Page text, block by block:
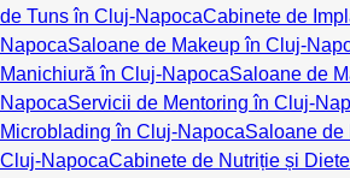
de Tuns în Cluj-NapocaCabinete de
NapocaSaloane de Makeup în Cluj-
Manichiură în Cluj-NapocaSaloane de
NapocaServicii de Mentoring în Cluj-
Microblading în Cluj-NapocaSaloane de
Cluj-NapocaCabinete de Nutriție și